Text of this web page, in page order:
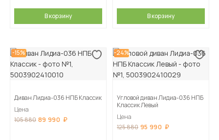
В корзину В корзину
-15%
Диван Лидиа-036 НПБ Классик
Цена
105 880 89 990
-24%
Угловой диван Лидиа-036 НПБ
Классик Левый
Цена
125 880 95 990